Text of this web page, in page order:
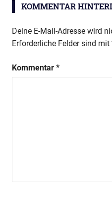
KOMMENTAR
Deine E-Mail-Adresse wird
Erforderliche Felder sind mit
Kommentar *